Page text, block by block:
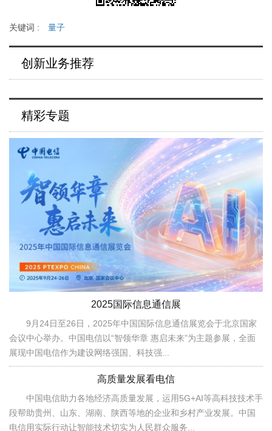
关键词 : 量子
创新业务推荐
精彩专题
2025国际信息通信展
9月24日至26日，2025年中国国际信息通信展览会于北京国家
会议中心举办。中国电信以“智领华章 惠启未来”为主题参展，全面
展现中国电信作为建设网络强国、科技强...
高质量发展看电信
中国电信助力各地经济高质量发展，运用5G+AI等高科技技术手
段帮助贵州、山东、湖南、陕西等地的企业和乡村产业发展。中国
电信用实际行动让智能技术切实为人民群众服务...